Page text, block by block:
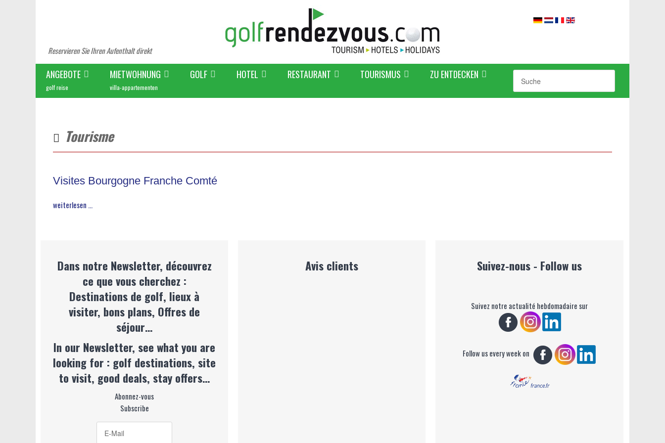
Reservieren Sie Ihren Aufenthalt direkt
ANGEBOTE
golf reise
MIETWOHNUNG
villa-appartementen
GOLF HOTEL RESTAURANT TOURISMUS ZU ENTDECKEN
Tourisme
Visites Bourgogne Franche Comté
weiterlesen ...
Dans notre Newsletter, découvrez
ce que vous cherchez :
Destinations de golf, lieux à
visiter, bons plans, Offres de
séjour…
In our Newsletter, see what you are
looking for : golf destinations, site
to visit, good deals, stay offers…
Abonnez-vous
Subscribe
Avis clients Suivez-nous - Follow us
Suivez notre actualité hebdomadaire sur
Follow us every week on